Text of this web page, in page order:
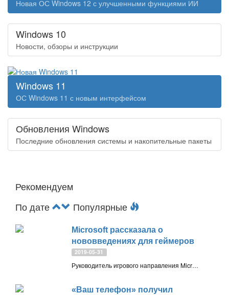
Новая ОС Windows 12 с улучшенными функциями ИИ
Windows 10
Новости, обзоры и инструкции
Windows 11
ОС Windows 11 с новым интерфейсом
Обновления Windows
Последние обновления системы и накопительные пакеты
Рекомендуем
По дате
Популярные
Microsoft рассказала о
нововведениях для геймеров
2019-05-31
Руководитель игрового направления Microsoft и глава Xbox, Фил Спенсер (Phil Spencer), анонсировал изменения, которые фундаментально меняют подход Microsoft к индустрии компьютерных игр
«Ваш телефон» получил